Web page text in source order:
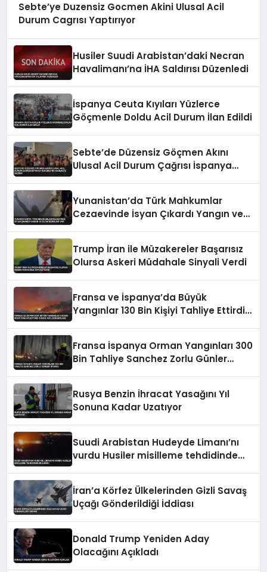
Sebte’ye Duzensiz Gocmen Akini Ulusal Acil
Durum Cagrısı Yaptırıyor
Husiler Suudi Arabistan’daki Necran
Havalimanı’na İHA Saldırısı Düzenledi
İspanya Ceuta Kıyıları Yüzlerce
Göçmenle Doldu Acil Durum İlan Edildi
Sebte’de Düzensiz Göçmen Akını
Ulusal Acil Durum Çağrısı İspanya
Yunanistan’da Türk Mahkumlar
Cezaevinde İsyan Çıkardı Yangın ve
Trump İran ile Müzakereler Başarısız
Olursa Askeri Müdahale Sinyali Verdi
Fransa ve İspanya’da Büyük
Yangınlar 130 Bin Kişiyi Tahliye Ettirdi
Fransa İspanya Orman Yangınları 300
Bin Tahliye Sanchez Zorlu Günler
Rusya Benzin İhracat Yasağını Yıl
Sonuna Kadar Uzatıyor
Suudi Arabistan Hudeyde Limanı’nı
vurdu Husiler misilleme tehdidinde
İran’a Körfez Ülkelerinden Gizli Savaş
Uçağı Gönderildiği İddiası
Donald Trump Yeniden Aday
Olacağını Açıkladı